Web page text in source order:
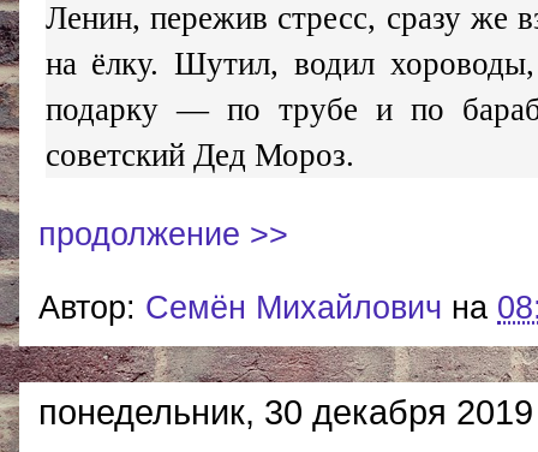
Ленин, пережив стресс, сразу же
на ёлку. Шутил, водил
подарку — по трубе и по
советский Дед Мороз.
продолжение >>
Автор: Cемён Михайлович на
понедельник, 30 декабря 2019